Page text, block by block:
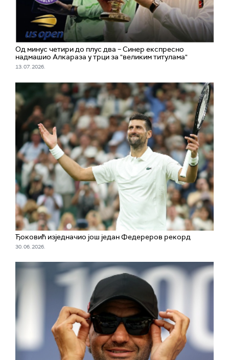
Од минус четири до плус два – Синер експресно
надмашио Алкараза у трци за "великим титулама"
13. 07. 2026.
Ђоковић изједначио још један Федереров рекорд
30. 06. 2026.